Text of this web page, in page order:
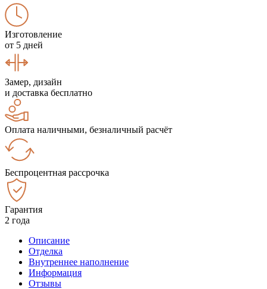
Изготовление
от 5 дней
Замер, дизайн
и доставка бесплатно
Оплата наличными, безналичный расчёт
Беспроцентная рассрочка
Гарантия
2 года
Описание
Отделка
Внутреннее наполнение
Информация
Отзывы